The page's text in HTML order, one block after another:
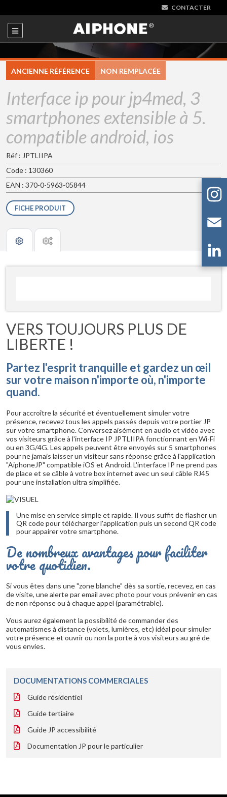
CONTACTER
ANCIENNE RÉFÉRENCE NON REMPLACÉE
Interface ip pour jp4med, 3
smartphones extensible à 5.
compatible android, ios
Réf : JPTLIIPA
Code : 130360
EAN : 370-0-5963-05844
FICHE PRODUIT
VERS TOUJOURS PLUS DE
LIBERTE !
Partez l'esprit tranquille et gardez un œil
sur votre maison n'importe où, n'importe
quand.
Pour accroître la sécurité et éventuellement simuler votre
présence, recevez tous les appels passés depuis votre portier JP
sur votre smartphone. Conversez aisément en audio et vidéo avec
vos visiteurs grâce à l'interface IP JPTLIIPA fonctionnant en Wi-Fi
ou en 3G/4G. Les appels peuvent être envoyés sur 5 smartphones
pour ne jamais laisser un visiteur sans réponse grâce à l'application
"AiphoneJP" compatible iOS et Android. L'interface IP ne prend pas
de place et se câble à votre box internet avec un seul câble RJ45
pour une installation ultra simplifiée.
Une mise en service simple et rapide. Il vous suffit de flasher un
QR code pour télécharger l'application puis un second QR code
pour appairer votre smartphone.
De nombreux avantages pour faciliter
votre quotidien.
Si vous êtes dans une "zone blanche" dès sa sortie, recevez, en cas
de visite, une alerte par email avec photo pour vous prévenir en cas
de non réponse ou à chaque appel (paramétrable).
Vous aurez également la possibilité de commander des
automatismes à distance (volets, lumières, etc) idéal pour simuler
votre présence et ouvrir ou non la porte à vos visiteurs au gré de
vous envies.
DOCUMENTATIONS COMMERCIALES
Guide résidentiel
Guide tertiaire
Guide JP accessibilité
Documentation JP pour le particulier